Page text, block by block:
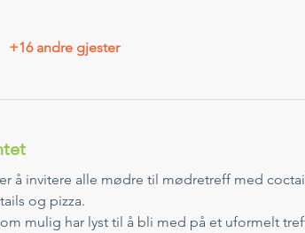
+16 andre gjester
å invitere alle mødre til mødretreff med
og pizza.
mulig har lyst til å bli med på et uformelt